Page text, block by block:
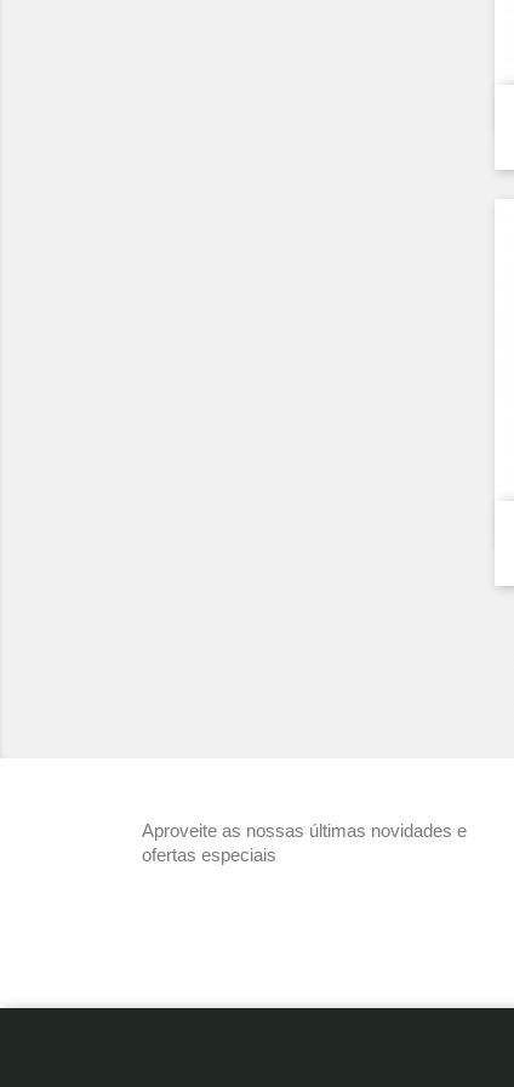
Aproveite as nossas últimas novidades e
ofertas especiais